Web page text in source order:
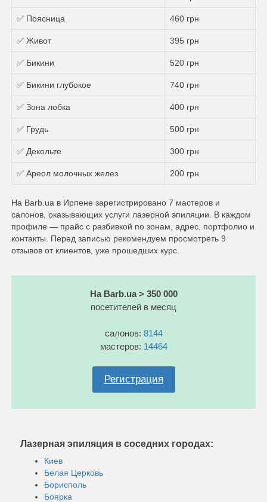
✅ Поясница 460 грн
✅ Живот 395 грн
✅ Бикини 520 грн
✅ Бикини глубокое 740 грн
✅ Зона лобка 400 грн
✅ Грудь 500 грн
✅ Декольте 300 грн
✅ Ареол молочных желез 200 грн
На Barb.ua в Ирпене зарегистрировано 7 мастеров и
салонов, оказывающих услуги лазерной эпиляции. В каждом
профиле — прайс с разбивкой по зонам, адрес, портфолио и
контакты. Перед записью рекомендуем просмотреть 9
отзывов от клиентов, уже прошедших курс.
На Barb.ua > 350 000
посетителей в месяц
салонов: 8144
мастеров: 14464
Регистрация
Лазерная эпиляция в соседних городах:
Киев
Белая Церковь
Борисполь
Боярка